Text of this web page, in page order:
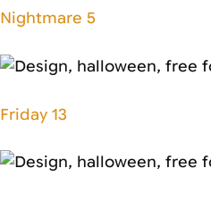
Nightmare 5
Friday 13